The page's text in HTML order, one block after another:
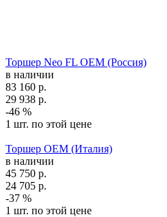
Торшер Neo FL OEM (Россия)
в наличии
83 160 р.
29 938 р.
-46 %
1 шт. по этой цене
Торшер OEM (Италия)
в наличии
45 750 р.
24 705 р.
-37 %
1 шт. по этой цене